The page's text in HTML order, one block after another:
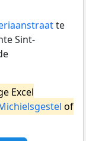
te
Sint-
Excel
of